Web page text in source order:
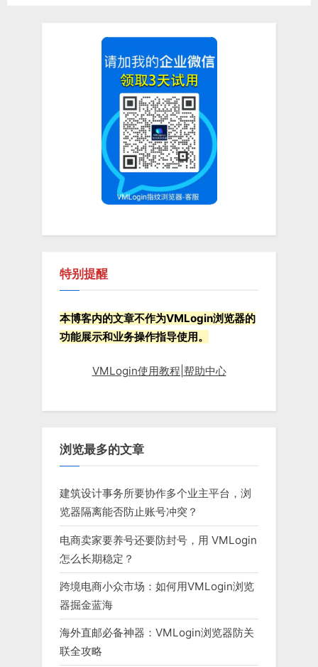
特别提醒
本博客内的文章不作为VMLogin浏览器的
功能展示和业务操作指导使用。
VMLogin使用教程|帮助中心
浏览最多的文章
建筑设计事务所要协作多个业主平台，浏
览器隔离能否防止账号冲突？
电商卖家要养号还要防封号，用 VMLogin
怎么长期稳定？
跨境电商小众市场：如何用VMLogin浏览
器掘金蓝海
海外直邮必备神器：VMLogin浏览器防关
联全攻略